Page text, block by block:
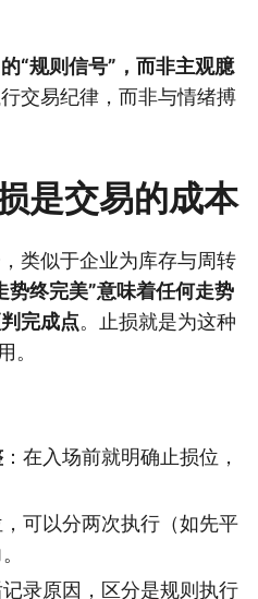
“规则信号”，而非主观臆
交易纪律，而非与情绪搏
是交易的成本
类似于企业为库存与周转
势终完美”意味着任何走势
完成点。止损就是为这种
。
：在入场前就明确止损位，
，可以分两次执行（如先平
记录原因，区分是规则执行